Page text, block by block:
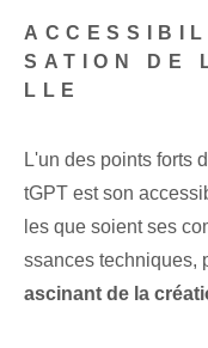
SATION DE
LLE
L'un des points forts
tGPT est son
les que soient ses
ssances techniques,
ascinant de la